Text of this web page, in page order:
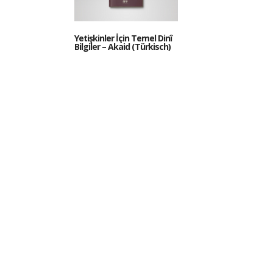
Yetişkinler İçin Temel Dinî
Bilgiler – Akaid (Türkisch)